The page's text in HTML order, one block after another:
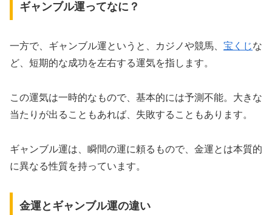
ギャンブル運ってなに？
一方で、ギャンブル運というと、カジノや競馬、 宝くじな
ど、短期的な成功を左右する運気を指します。
この運気は一時的なもので、基本的には予測不能。大きな
当たりが出ることもあれば、失敗することもあります。
ギャンブル運は、瞬間の運に頼るもので、金運とは本質的
に異なる性質を持っています。
金運とギャンブル運の違い